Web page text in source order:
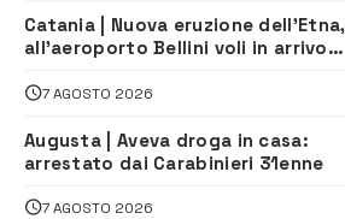
Catania | Nuova eruzione dell’Etna,
all’aeroporto Bellini voli in arrivo
7 AGOSTO 2026
Augusta | Aveva droga in casa:
arrestato dai Carabinieri 31enne
7 AGOSTO 2026